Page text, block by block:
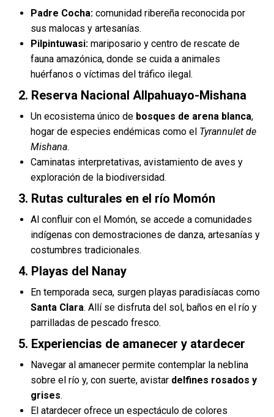
Padre Cocha: comunidad ribereña reconocida por
sus malocas y artesanías.
Pilpintuwasi: mariposario y centro de rescate de
fauna amazónica, donde se cuida a animales
huérfanos o víctimas del tráfico ilegal.
2. Reserva Nacional Allpahuayo-Mishana
Un ecosistema único de bosques de arena blanca,
hogar de especies endémicas como el Tyrannulet de
Mishana.
Caminatas interpretativas, avistamiento de aves y
exploración de la biodiversidad.
3. Rutas culturales en el río Momón
Al confluir con el Momón, se accede a comunidades
indígenas con demostraciones de danza, artesanías y
costumbres tradicionales.
4. Playas del Nanay
En temporada seca, surgen playas paradisíacas como
Santa Clara. Allí se disfruta del sol, baños en el río y
parrilladas de pescado fresco.
5. Experiencias de amanecer y atardecer
Navegar al amanecer permite contemplar la neblina
sobre el río y, con suerte, avistar delfines rosados y
grises.
El atardecer ofrece un espectáculo de colores